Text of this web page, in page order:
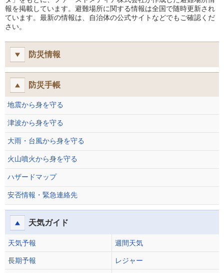
報を掲載しています。避難場所に関する情報は全国で随時更新され
ています。最新の情報は、自治体の公式サイトなどでもご確認くだ
さい。
防災情報
防災手帳
地震から身を守る
津波から身を守る
大雨・台風から身を守る
火山噴火から身を守る
ハザードマップ
安否情報・緊急連絡先
天気ガイド
天気予報 週間天気
長期予報 レジャー